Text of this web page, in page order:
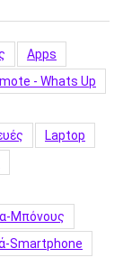
Apps
- Whats Up
Laptop
Μπόνους
Smartphone